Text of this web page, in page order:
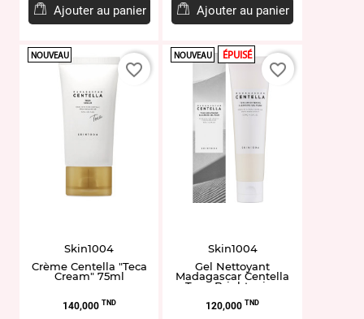
Ajouter au panier Ajouter au panier
NOUVEAU
Skin1004
Crème Centella "Teca
Cream" 75ml
Prix
140,000 TND
favorite_border
NOUVEAU ÉPUISÉ
Skin1004
Gel Nettoyant
Madagascar Centella
Tone Brightening
125ml
Prix
120,000 TND
favorite_border